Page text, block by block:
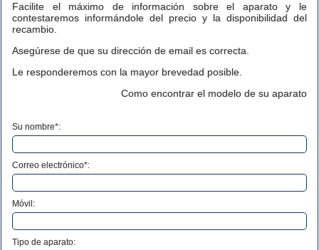
Facilite el máximo de información sobre el aparato y le
contestaremos informándole del precio y la disponibilidad del
recambio.
Asegúrese de que su dirección de email es correcta.
Le responderemos con la mayor brevedad posible.
Como encontrar el modelo de su aparato
Su nombre*:
Correo electrónico*:
Móvil:
Tipo de aparato: